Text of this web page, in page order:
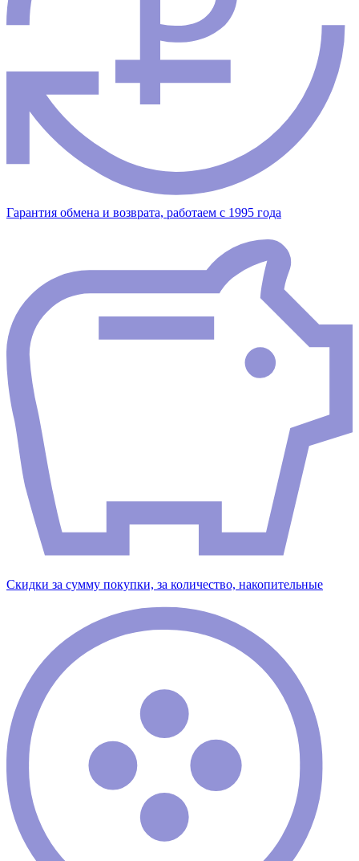
Гарантия обмена и возврата, работаем с 1995 года
Скидки за сумму покупки, за количество, накопительные